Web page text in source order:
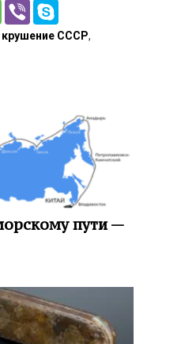
крушение СССР,
пути —